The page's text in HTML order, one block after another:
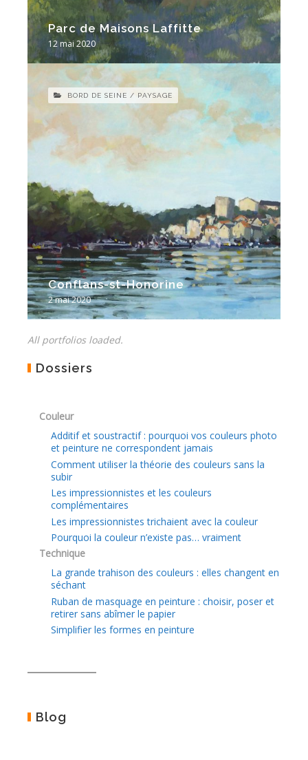
12 mai 2020
Parc de Maisons Laffitte
2 mai 2020
Conflans-st-Honorine
BORD DE SEINE / PAYSAGE
Dossiers
Additif et soustractif : pourquoi vos couleurs photo
et peinture ne correspondent jamais
Comment utiliser la théorie des couleurs sans la
subir
Les impressionnistes et les couleurs
complémentaires
Les impressionnistes trichaient avec la couleur
Pourquoi la couleur n’existe pas… vraiment
Technique
La grande trahison des couleurs : elles changent en
séchant
Ruban de masquage en peinture : choisir, poser et
retirer sans abîmer le papier
Simplifier les formes en peinture